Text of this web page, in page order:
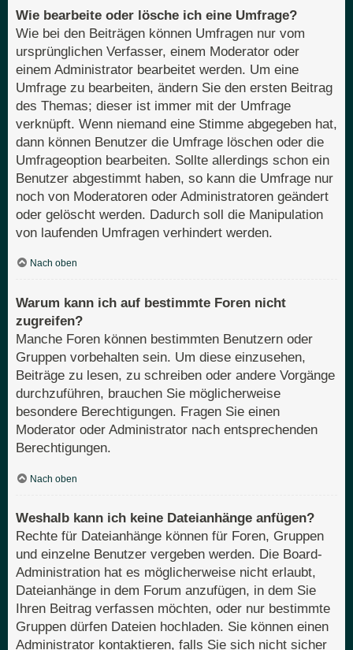
Wie bearbeite oder lösche ich eine Umfrage?
Wie bei den Beiträgen können Umfragen nur vom
ursprünglichen Verfasser, einem Moderator oder
einem Administrator bearbeitet werden. Um eine
Umfrage zu bearbeiten, ändern Sie den ersten Beitrag
des Themas; dieser ist immer mit der Umfrage
verknüpft. Wenn niemand eine Stimme abgegeben hat,
dann können Benutzer die Umfrage löschen oder die
Umfrageoption bearbeiten. Sollte allerdings schon ein
Benutzer abgestimmt haben, so kann die Umfrage nur
noch von Moderatoren oder Administratoren geändert
oder gelöscht werden. Dadurch soll die Manipulation
von laufenden Umfragen verhindert werden.
Nach oben
Warum kann ich auf bestimmte Foren nicht
zugreifen?
Manche Foren können bestimmten Benutzern oder
Gruppen vorbehalten sein. Um diese einzusehen,
Beiträge zu lesen, zu schreiben oder andere Vorgänge
durchzuführen, brauchen Sie möglicherweise
besondere Berechtigungen. Fragen Sie einen
Moderator oder Administrator nach entsprechenden
Berechtigungen.
Nach oben
Weshalb kann ich keine Dateianhänge anfügen?
Rechte für Dateianhänge können für Foren, Gruppen
und einzelne Benutzer vergeben werden. Die Board-
Administration hat es möglicherweise nicht erlaubt,
Dateianhänge in dem Forum anzufügen, in dem Sie
Ihren Beitrag verfassen möchten, oder nur bestimmte
Gruppen dürfen Dateien hochladen. Sie können einen
Administrator kontaktieren, falls Sie sich nicht sicher